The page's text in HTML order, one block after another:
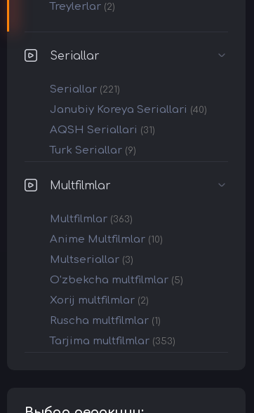
Treylerlar (2)
Seriallar
Seriallar (221)
Janubiy Koreya Seriallari (40)
AQSH Seriallari (31)
Turk Seriallar (9)
Multfilmlar
Multfilmlar (363)
Anime Multfilmlar (10)
Multseriallar (3)
O'zbekcha multfilmlar (5)
Xorij multfilmlar (2)
Ruscha multfilmlar (1)
Tarjima multfilmlar (353)